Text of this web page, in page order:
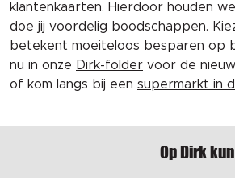
klantenkaarten. Hierdoor houden
doe jij voordelig boodschappen.
betekent moeiteloos besparen op
nu in onze Dirk-folder voor de
of kom langs bij een supermarkt in
Op Dirk